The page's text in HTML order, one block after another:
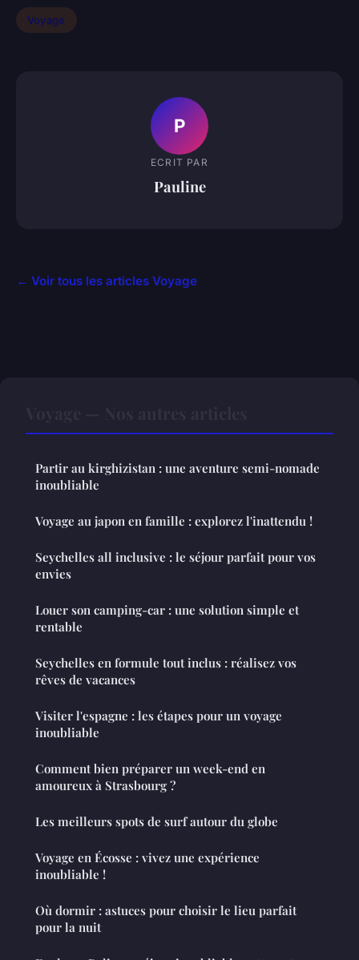
Voyage
P
ECRIT PAR
Pauline
← Voir tous les articles Voyage
Partir au kirghizistan : une aventure semi-nomade
inoubliable
Voyage au japon en famille : explorez l'inattendu !
Seychelles all inclusive : le séjour parfait pour vos
envies
Louer son camping-car : une solution simple et
rentable
Seychelles en formule tout inclus : réalisez vos
rêves de vacances
Visiter l'espagne : les étapes pour un voyage
inoubliable
Comment bien préparer un week-end en
amoureux à Strasbourg ?
Les meilleurs spots de surf autour du globe
Voyage en Écosse : vivez une expérience
inoubliable !
Où dormir : astuces pour choisir le lieu parfait
pour la nuit